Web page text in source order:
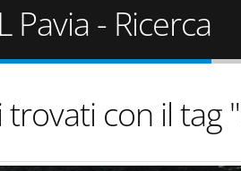
Pavia - Ricerca
con il tag "